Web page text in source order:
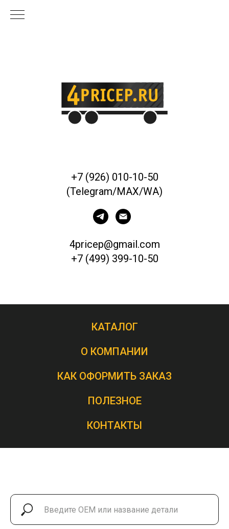
+7 (926) 010-10-50
(Telegram/MAX/WA)
4pricep@gmail.com
+7 (499) 399-10-50
КАТАЛОГ
О КОМПАНИИ
КАК ОФОРМИТЬ ЗАКАЗ
ПОЛЕЗНОЕ
КОНТАКТЫ